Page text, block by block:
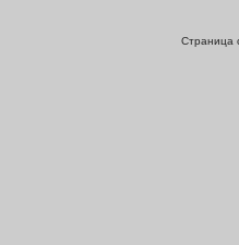
Страница